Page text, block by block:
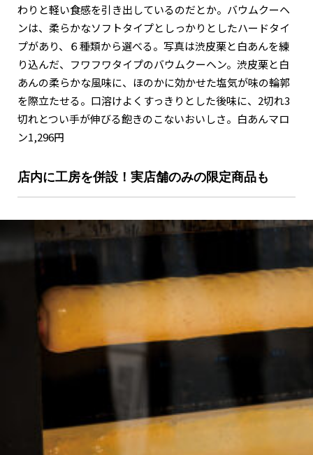
わりと軽い食感を引き出しているのだとか。バウムクーヘ
ンは、柔らかなソフトタイプとしっかりとしたハードタイ
プがあり、６種類から選べる。写真は渋皮栗と白あんを練
り込んだ、フワフワタイプのバウムクーヘン。渋皮栗と白
あんの柔らかな風味に、ほのかに効かせた塩気が味の輪郭
を際立たせる。口溶けよくすっきりとした後味に、2切れ3
切れとつい手が伸びる飽きのこないおいしさ。白あんマロ
ン1,296円
店内に工房を併設！実店舗のみの限定商品も